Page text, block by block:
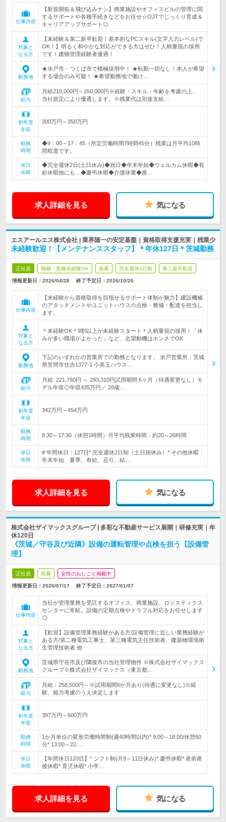
仕事内容
【新規開拓＆飛び込みナシ】商業施設やオフィスビルの管理に関
するサポートや各種手続きなどをお任せ☆OJTでじっくり育成＆
キャリアアップサポート◎
対象と
なる方
【未経験＆第二新卒歓迎！基本的なPCスキル(文字入力レベル)で
OK！】明るく和やかな対応ができる方はぜひ！人柄重視の採用
です！建物管理経験者優遇！
勤務地
★水戸市・つくば市で積極採用中！ ★転勤一切なし！本人が希望
する場合のみ可能！ ★希望勤務地で働け…
給与
月給210,000円～250,000円※経験・スキル・年齢を考慮の上、
当社規定により優遇します。※残業代は別途支給…
初年度
年収
300万円～350万円
勤務
時間
◆9：00～17：45（所定労働時間7時間45分）残業は月平均10時
間程度です。
休日
休暇
◆完全週休2日(土日休み)◆祝日◆年末年始◆ウェルカム休暇◆有
給休暇他にも…◆慶弔休暇◆介護休業◆産…
求人詳細を見る 気になる
エスアールエス株式会社 | 業界随一の安定基盤｜資格取得支援充実｜残業少
未経験歓迎！【メンテナンススタッフ】＊年休127日＊茨城勤務
正社員 職種・業種未経験OK 急募 完全週休2日制 第二新卒歓迎
情報更新日：2026/04/28 終了予定日： 2026/10/26
仕事内容
【未経験から資格取得を目指せるサポート体制が魅力】建設機械
のアタッチメントやユニットハウスの点検・整備・配達を担当し
ます。
対象と
なる方
＊未経験OK＊9割以上が未経験スタート＊人柄重視の採用！「休
みが多い職場がよかった」など、志望動機はホンネでOK
勤務地
下記のいずれかの営業所での勤務となります。 水戸営業所：茨城
県笠間市住吉1377-1 小美玉ハウス…
給与
月給: 221,760円 ～ 293,310円試用期間:6ヶ月（待遇変更なし）モ
デル年収◎年収435万円／ 28歳…
初年度
年収
342万円～454万円
勤務
時間
8:30～17:30（休憩1時間）月平均残業時間：約20～26時間
休日
休暇
# 年間休日：127日* 完全週休2日制（土日祝休み）* その他休暇：
年末年始、夏季、有給、忌引、結…
求人詳細を見る 気になる
株式会社ザイマックスグループ | 多彩な不動産サービス展開｜研修充実｜年
休120日
《茨城／守谷及び近隣》設備の運転管理や点検を担う【設備管
理】
正社員 急募 女性のおしごと掲載中
情報更新日：2026/07/17 終了予定日： 2027/01/07
仕事内容
当社が管理業務を受託するオフィス、商業施設、ロジスティクス
センターに常駐。設備の定期点検やトラブル対応をお任せします
◎
対象と
なる方
【歓迎】設備管理業務経験がある方/設備管理に近しい業務経験が
ある方/第二種電気工事士、第三種電気主任技術者、建築物環境衛
生管理技術者 他
勤務地
茨城県守谷市及び隣接市の当社管理物件 ※株式会社ザイマックス
グループ※株式会社ザイマックス（東京都…
給与
月給：258,500円～※試用期間6か月あり(待遇に変更なし)※経
験、能力考慮のうえ決定します
初年度
年収
397万円～600万円
勤務
時間
1か月単位の変形労働時間制(週40時間以内)* 9:00～18:00/休憩60
分* 13:00～22…
休日
休暇
【年間休日120日】* シフト制(月9～11日休み)* 慶弔休暇* 産前産
後休暇* 育児休暇* 小学…
求人詳細を見る 気になる